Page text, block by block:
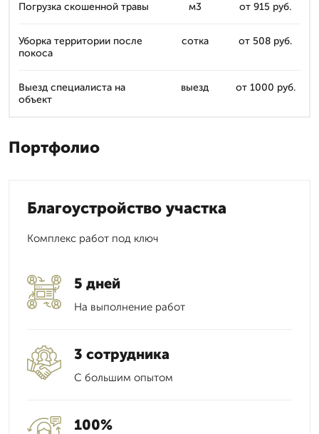
Погрузка скошенной травы м3 от 915 руб.
Уборка территории после
покоса
сотка от 508 руб.
Выезд специалиста на
объект
выезд от 1000 руб.
Портфолио
Благоустройство участка
Комплекс работ под ключ
5 дней
На выполнение работ
3 сотрудника
С большим опытом
100%